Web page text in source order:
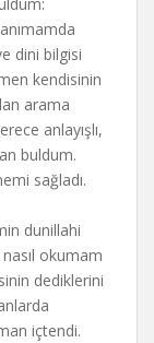
dini bilgisi
kendisinin
arama
anlayışlı,
buldum.
sağladı.
dunillahi
okumam
dediklerini
içtendi.